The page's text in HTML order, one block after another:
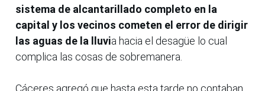
sistema de alcantarillado completo en la
capital y los vecinos cometen el error de dirigir
las aguas de la lluvia hacia el desagüe lo cual
complica las cosas de sobremanera.
Cáceres agregó que hasta esta tarde no contaban